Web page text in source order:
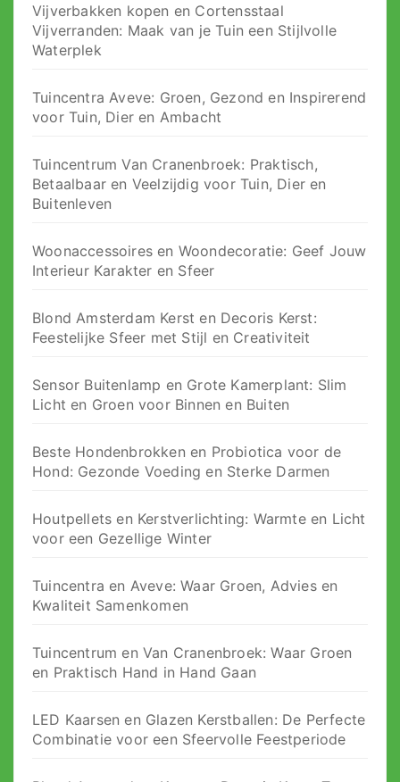
Vijverbakken kopen en Cortensstaal
Vijverranden: Maak van je Tuin een Stijlvolle
Waterplek
Tuincentra Aveve: Groen, Gezond en Inspirerend
voor Tuin, Dier en Ambacht
Tuincentrum Van Cranenbroek: Praktisch,
Betaalbaar en Veelzijdig voor Tuin, Dier en
Buitenleven
Woonaccessoires en Woondecoratie: Geef Jouw
Interieur Karakter en Sfeer
Blond Amsterdam Kerst en Decoris Kerst:
Feestelijke Sfeer met Stijl en Creativiteit
Sensor Buitenlamp en Grote Kamerplant: Slim
Licht en Groen voor Binnen en Buiten
Beste Hondenbrokken en Probiotica voor de
Hond: Gezonde Voeding en Sterke Darmen
Houtpellets en Kerstverlichting: Warmte en Licht
voor een Gezellige Winter
Tuincentra en Aveve: Waar Groen, Advies en
Kwaliteit Samenkomen
Tuincentrum en Van Cranenbroek: Waar Groen
en Praktisch Hand in Hand Gaan
LED Kaarsen en Glazen Kerstballen: De Perfecte
Combinatie voor een Sfeervolle Feestperiode